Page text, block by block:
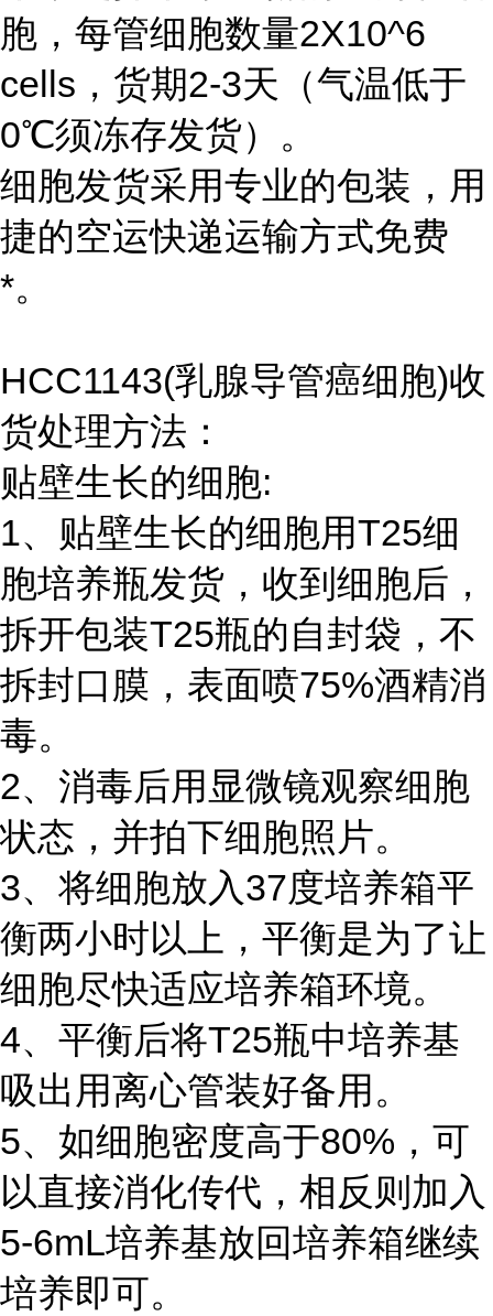
胞，每管细胞数量2X10^6
cells，货期2-3天（气温低于
0℃须冻存发货）。
细胞发货采用专业的包装，用
捷的空运快递运输方式免费
*。
HCC1143(乳腺导管癌细胞)收
货处理方法：
贴壁生长的细胞:
1、贴壁生长的细胞用T25细
胞培养瓶发货，收到细胞后，
拆开包装T25瓶的自封袋，不
拆封口膜，表面喷75%酒精消
毒。
2、消毒后用显微镜观察细胞
状态，并拍下细胞照片。
3、将细胞放入37度培养箱平
衡两小时以上，平衡是为了让
细胞尽快适应培养箱环境。
4、平衡后将T25瓶中培养基
吸出用离心管装好备用。
5、如细胞密度高于80%，可
以直接消化传代，相反则加入
5-6mL培养基放回培养箱继续
培养即可。